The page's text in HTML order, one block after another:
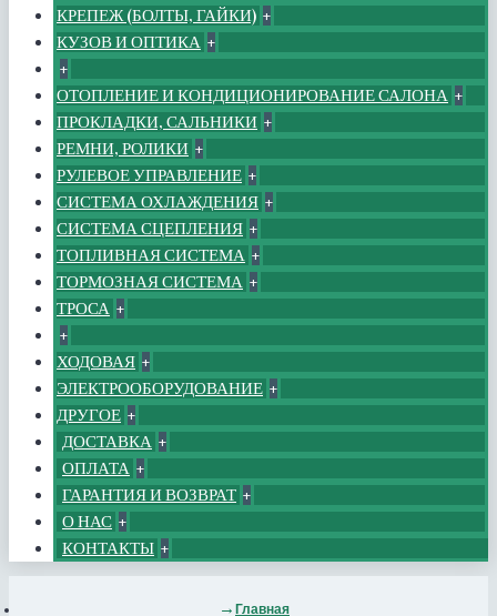
КРЕПЕЖ (БОЛТЫ, ГАЙКИ) +
КУЗОВ И ОПТИКА +
+
ОТОПЛЕНИЕ И КОНДИЦИОНИРОВАНИЕ САЛОНА +
ПРОКЛАДКИ, САЛЬНИКИ +
РЕМНИ, РОЛИКИ +
РУЛЕВОЕ УПРАВЛЕНИЕ +
СИСТЕМА ОХЛАЖДЕНИЯ +
СИСТЕМА СЦЕПЛЕНИЯ +
ТОПЛИВНАЯ СИСТЕМА +
ТОРМОЗНАЯ СИСТЕМА +
ТРОСА +
+
ХОДОВАЯ +
ЭЛЕКТРООБОРУДОВАНИЕ +
ДРУГОЕ +
ДОСТАВКА +
ОПЛАТА +
ГАРАНТИЯ И ВОЗВРАТ +
О НАС +
КОНТАКТЫ +
Главная